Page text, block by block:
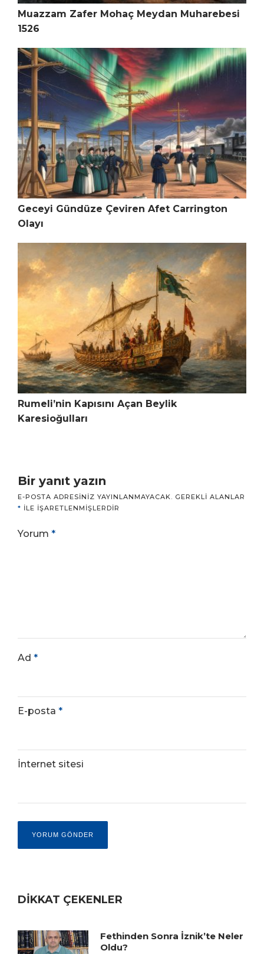
Muazzam Zafer Mohaç Meydan Muharebesi
1526
Geceyi Gündüze Çeviren Afet Carrington
Olayı
Rumeli’nin Kapısını Açan Beylik
Karesioğulları
Bir yanıt yazın
E-POSTA ADRESINIZ YAYINLANMAYACAK. GEREKLI ALANLAR
* ILE IŞARETLENMIŞLERDIR
Yorum *
Ad *
E-posta *
İnternet sitesi
DİKKAT ÇEKENLER
Fethinden Sonra İznik’te Neler
Oldu?